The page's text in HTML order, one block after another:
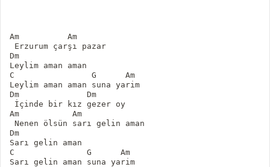
Am          Am
Erzurum çarşı pazar
Dm
Leylim aman aman
C                G      Am
Leylim aman aman suna yarim
Dm              Dm
İçinde bir kız gezer oy
Am           Am
Nenen ölsün sarı gelin aman
Dm
Sarı gelin aman
C               G      Am
Sarı gelin aman suna yarim